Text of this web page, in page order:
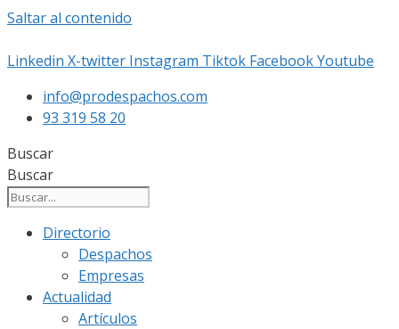
Saltar al contenido
Linkedin X-twitter Instagram Tiktok FacebookYoutube
info@prodespachos.com
93 319 58 20
Buscar
Buscar
Directorio
Despachos
Empresas
Actualidad
Artículos